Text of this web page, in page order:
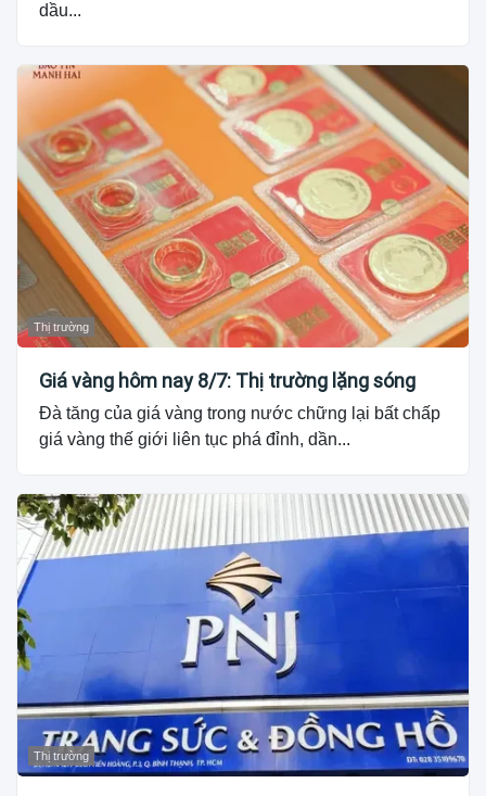
dầu...
Thị trường
Giá vàng hôm nay 8/7: Thị trường lặng sóng
Đà tăng của giá vàng trong nước chững lại bất chấp
giá vàng thế giới liên tục phá đỉnh, dần...
Thị trường